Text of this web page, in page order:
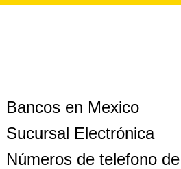
Bancos en Mexico
Sucursal Electrónica
Números de telefono